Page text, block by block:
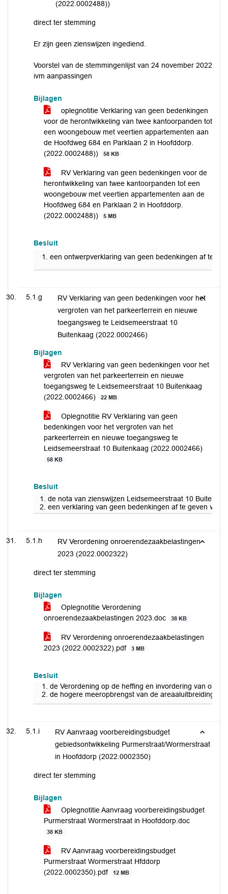
(2022.0002488))
direct ter stemming
Er zijn geen zienswijzen ingediend.
Voorstel van de stemmingenlijst van 24 november 2022
ivm aanpassingen
Bijlagen
oplegnotitie Verklaring van geen bedenkingen
voor de herontwikkeling van twee kantoorpanden tot
een woongebouw met veertien appartementen aan
de Hoofdweg 684 en Parklaan 2 in Hoofddorp.
(2022.0002488))
58 KB
RV Verklaring van geen bedenkingen voor de
herontwikkeling van twee kantoorpanden tot een
woongebouw met veertien appartementen aan de
Hoofdweg 684 en Parklaan 2 in Hoofddorp.
(2022.0002488))
5 MB
Besluit
een ontwerpverklaring van geen bedenkingen af te
5.1.g
RV Verklaring van geen bedenkingen voor het
vergroten van het parkeerterrein en nieuwe
toegangsweg te Leidsemeerstraat 10
Buitenkaag (2022.0002466)
Bijlagen
RV Verklaring van geen bedenkingen voor het
vergroten van het parkeerterrein en nieuwe
toegangsweg te Leidsemeerstraat 10 Buitenkaag
(2022.0002466)
22 MB
Oplegnotitie RV Verklaring van geen
bedenkingen voor het vergroten van het
parkeerterrein en nieuwe toegangsweg te
Leidsemeerstraat 10 Buitenkaag (2022.0002466)
58 KB
Besluit
1. de nota van zienswijzen Leidsemeerstraat 10
2. een verklaring van geen bedenkingen af te geven
5.1.h
RV Verordening onroerendezaakbelastingen
2023 (2022.0002322)
direct ter stemming
Bijlagen
Oplegnotitie Verordening
onroerendezaakbelastingen 2023.doc
38 KB
RV Verordening onroerendezaakbelastingen
2023 (2022.0002322).pdf
3 MB
Besluit
de Verordening op de heffing en invordering van
de hogere meeropbrengst van de areaaluitbreiding
5.1.i
RV Aanvraag voorbereidingsbudget
gebiedsontwikkeling Purmerstraat/Wormerstraat
in Hoofddorp (2022.0002350)
direct ter stemming
Bijlagen
Oplegnotitie Aanvraag voorbereidingsbudget
Purmerstraat Wormerstraat in Hoofddorp.doc
38 KB
RV Aanvraag voorbereidingsbudget
Purmerstraat Wormerstraat Hfddorp
(2022.0002350).pdf
12 MB